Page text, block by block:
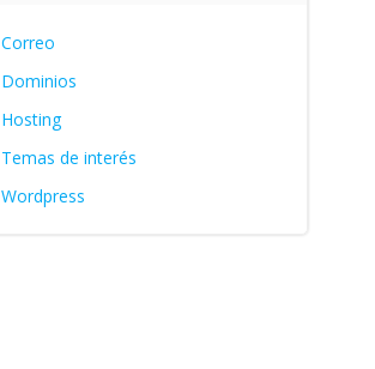
Correo
Dominios
Hosting
Temas de interés
Wordpress